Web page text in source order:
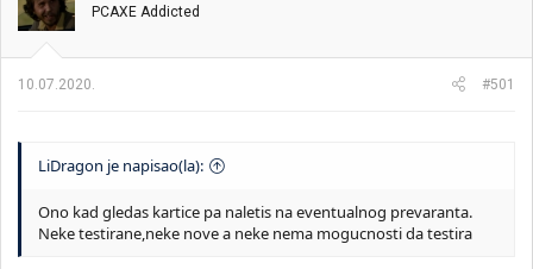
k
t
e
m
k
e
a
PCAXE Addicted
10.07.2020. #501
LiDragon je napisao(la):
Ono kad gledas kartice pa naletis na eventualnog prevaranta.
Neke testirane,neke nove a neke nema mogucnosti da testira